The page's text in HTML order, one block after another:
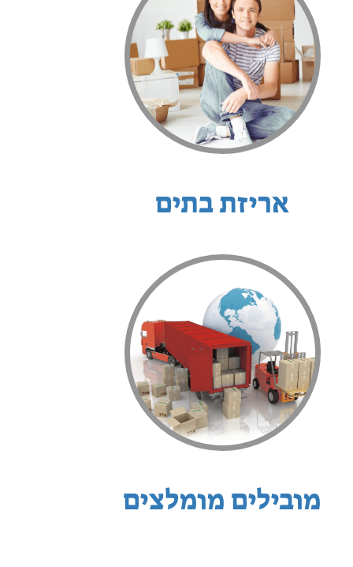
אריזת בתים
מובילים מומלצים